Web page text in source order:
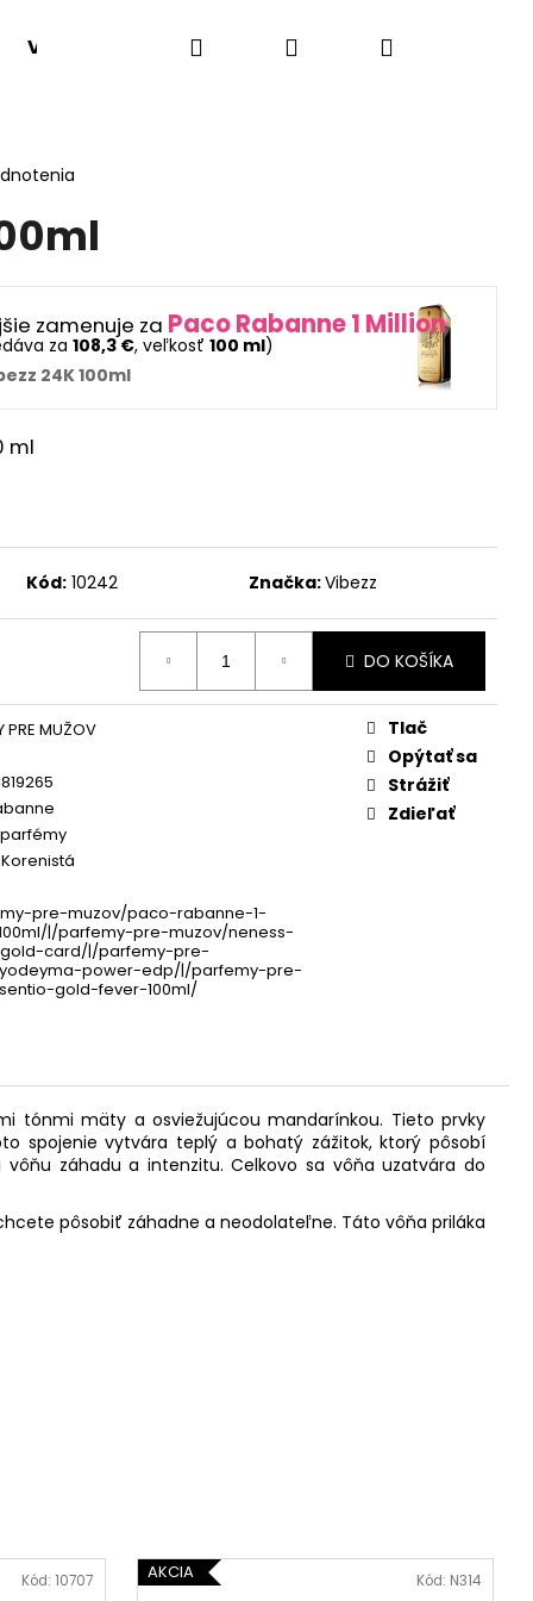
VONNÉ HMLY VÔNE PODĽA TYPU
Hľadať PrihlásenieNákupný
zamenuje za Paco Rabanne 1 Million
za 108,3 €, veľkosť 100 ml)
24K 100ml
ml
Kód: 10242 Značka:Vibezz
DO KOŠÍKA
PRE MUŽOV
pre-muzov/paco-rabanne-1-
|/parfemy-pre-muzov/neness-
card/|/parfemy-pre-
power-edp/|/parfemy-pre-
gold-fever-100ml/
Tlač
Opýtať sa
Strážiť
Zdieľať
tónmi mäty a osviežujúcou mandarínkou. Tieto prvky
spojenie vytvára teplý a bohatý zážitok, ktorý pôsobí
záhadu a intenzitu. Celkovo sa vôňa uzatvára do
pôsobiť záhadne a neodolateľne. Táto vôňa priláka
Kód: 10707 AKCIA Kód: N314